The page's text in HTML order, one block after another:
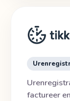
factureer